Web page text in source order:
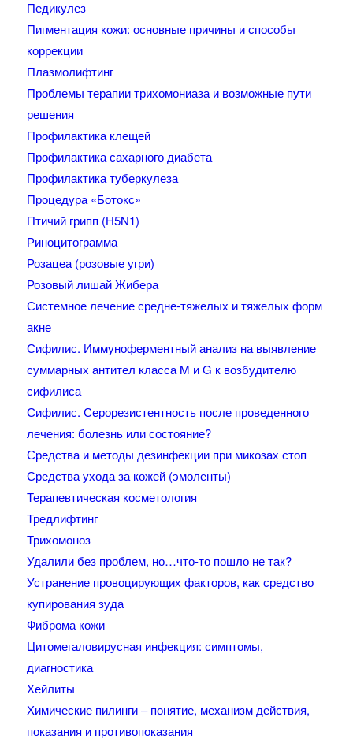
Педикулез
Пигментация кожи: основные причины и способы
коррекции
Плазмолифтинг
Проблемы терапии трихомониаза и возможные пути
решения
Профилактика клещей
Профилактика сахарного диабета
Профилактика туберкулеза
Процедура «Ботокс»
Птичий грипп (H5N1)
Риноцитограмма
Розацеа (розовые угри)
Розовый лишай Жибера
Системное лечение средне-тяжелых и тяжелых форм
акне
Сифилис. Иммуноферментный анализ на выявление
суммарных антител класса M и G к возбудителю
сифилиса
Сифилис. Серорезистентность после проведенного
лечения: болезнь или состояние?
Средства и методы дезинфекции при микозах стоп
Средства ухода за кожей (эмоленты)
Терапевтическая косметология
Тредлифтинг
Трихомоноз
Удалили без проблем, но…что-то пошло не так?
Устранение провоцирующих факторов, как средство
купирования зуда
Фиброма кожи
Цитомегаловирусная инфекция: симптомы,
диагностика
Хейлиты
Химические пилинги – понятие, механизм действия,
показания и противопоказания